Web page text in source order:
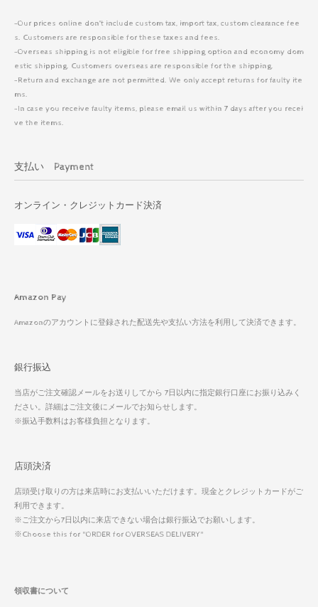
-Our prices online don’t include custom tax, import tax, custom clearance fee
s. Customers are responsible for these taxes and fees.
-Overseas shipping is not eligible for free shipping option and economy dom
estic shipping. Customers overseas are responsible for the shipping.
-Return and exchange are not permitted. We only accept returns for faulty ite
ms.
-In case you receive faulty items, please email us within 7 days after you recei
ve the items.
支払い Payment
オンライン・クレジットカード決済
Amazon Pay
Amazonのアカウントに登録された配送先や支払い方法を利用して決済できます。
銀行振込
当店がご注文確認メールをお送りしてから 7日以内に指定銀行口座にお振り込みく
ださい。詳細はご注文後にメールでお知らせします。
※振込手数料はお客様負担となります。
店頭決済
店頭受け取りの方は来店時にお支払いいただけます。現金とクレジットカードがご
利用できます。
※ご注文から7日以内に来店できない場合は銀行振込でお願いします。
※Choose this for "ORDER for OVERSEAS DELIVERY"
領収書について